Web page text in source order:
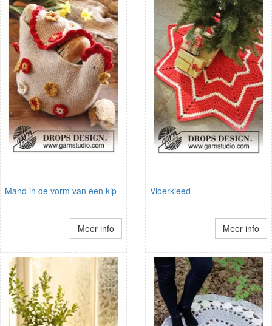
Mand in de vorm van een kip
Meer info
Vloerkleed
Meer info